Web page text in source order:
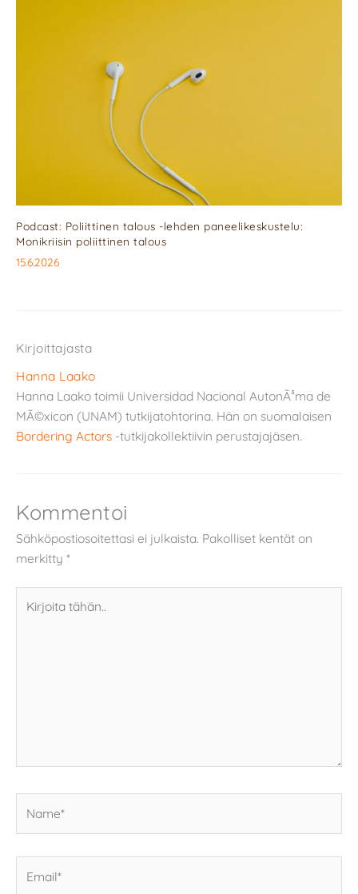
Podcast: Poliittinen talous -lehden paneelikeskustelu:
Monikriisin poliittinen talous
15.6.2026
Kirjoittajasta
Hanna Laako
Hanna Laako toimii Universidad Nacional AutonÃ³ma de
MÃ©xicon (UNAM) tutkijatohtorina. Hän on suomalaisen
Bordering Actors -tutkijakollektiivin perustajajäsen.
Kommentoi
Sähköpostiosoitettasi ei julkaista. Pakolliset kentät on
merkitty *
tähän..